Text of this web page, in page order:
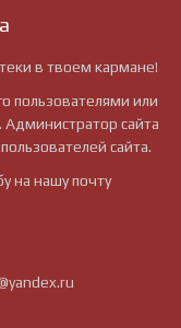
в твоем кармане!
пользователями или
сайта
сайта.
на нашу почту